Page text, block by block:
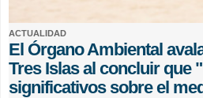
ACTUALIDAD
El Órgano Ambiental
Tres Islas al concluir que
significativos sobre el